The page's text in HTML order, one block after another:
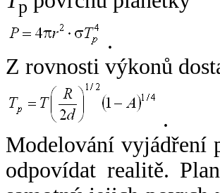
p
.
Z rovnosti výkonů
.
Modelování vyjádření
odpovídat realitě.